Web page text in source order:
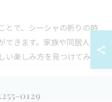
とで、シーシャの祈りの時
きます。家族や同居人へ
楽しみ方を見つけてみて
み方を解説
0129